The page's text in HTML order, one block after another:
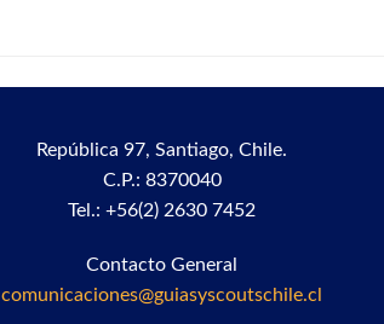
República 97,Santiago, Chile.
C.P.: 8370040
Tel.: +56(2) 2630 7452
Contacto General
comunicaciones@guiasyscoutschile.cl